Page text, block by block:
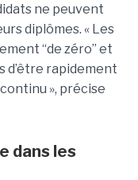
ne peuvent
diplômes. « Les
“de zéro” et
d’être rapidement
», précise
dans les